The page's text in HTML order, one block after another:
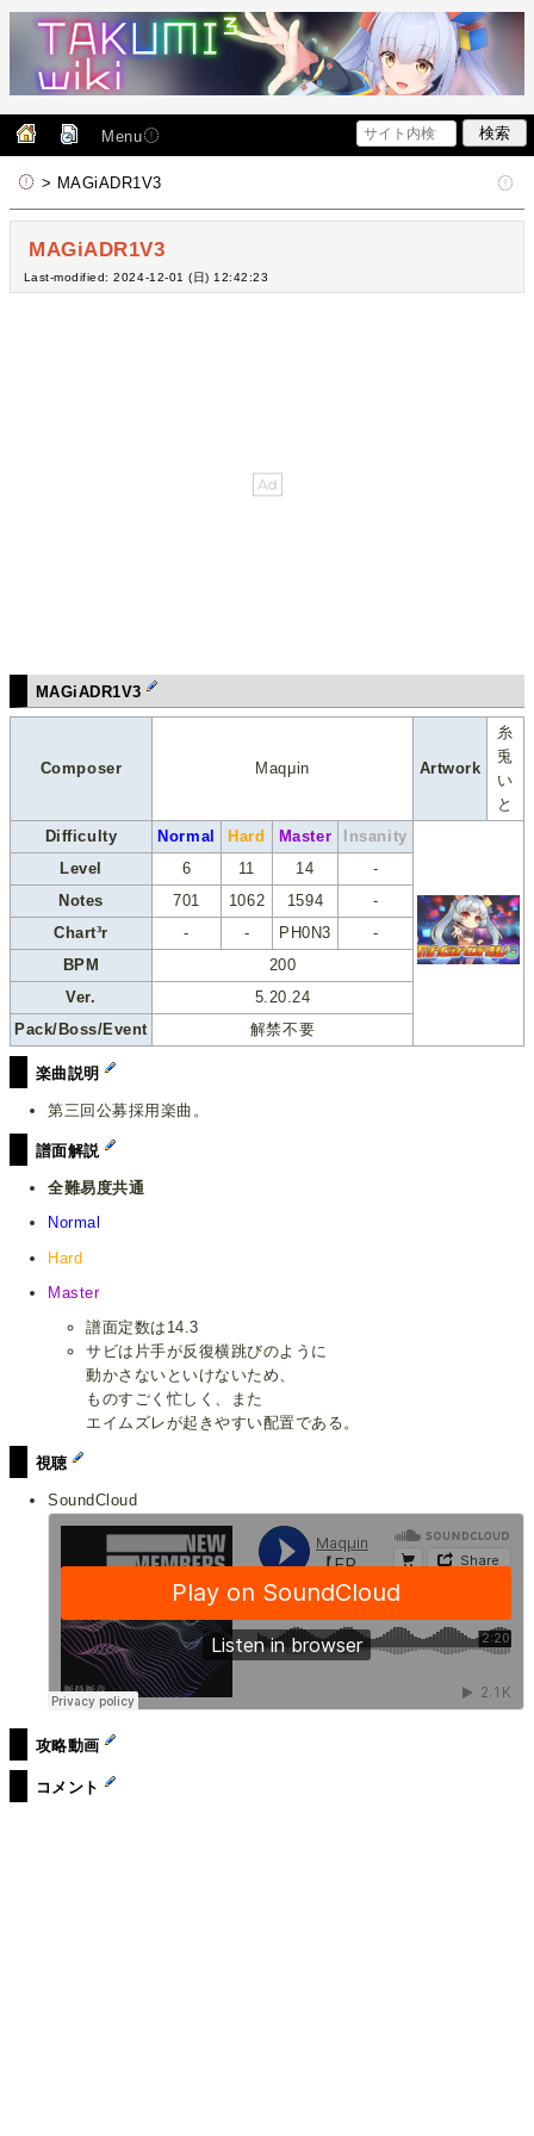
Menu
> MAGiADR1V3
MAGiADR1V3
Last-modified: 2024-12-01 (日) 12:42:23
MAGiADR1V3
Composer Maqμin Artwork
糸
兎
い
と
Difficulty
Normal Hard Master
Insanity
Level
6 11 14
-
Notes
701 1062 1594
-
Chart³r
- - PH0N3
-
BPM
200
Ver.
5.20.24
Pack/Boss/Event
解禁不要
楽曲説明
第三回公募採用楽曲。
譜面解説
全難易度共通
Normal
Hard
Master
譜面定数は14.3
サビは片手が反復横跳びのように
動かさないといけないため、
ものすごく忙しく、また
エイムズレが起きやすい配置である。
視聴
SoundCloud
攻略動画
コメント